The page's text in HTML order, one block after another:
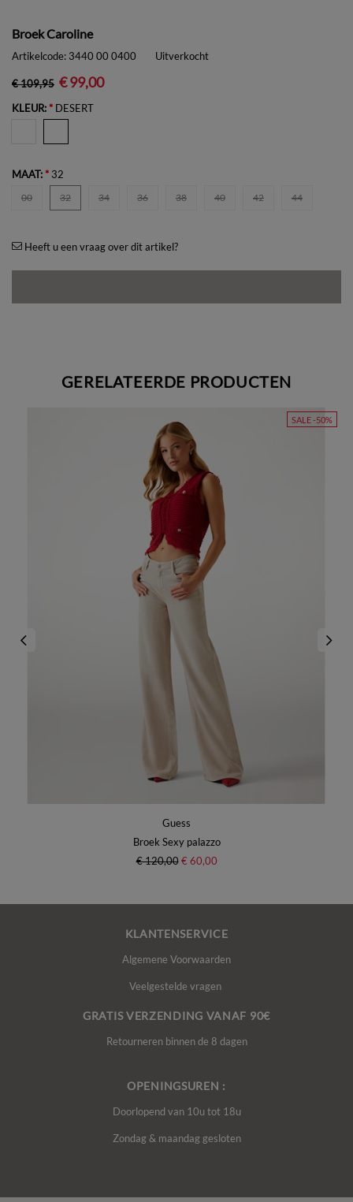
Broek Caroline
Artikelcode: 3440 00 0400 Uitverkocht
€ 109,95 € 99,00
KLEUR:* DESERT
MAAT:* 32
00 32 34 36 38 40 42 44
Heeft u een vraag over dit artikel?
GERELATEERDE PRODUCTEN
SALE -50%
Guess
Broek Sexy palazzo
€ 120,00 € 60,00
KLANTENSERVICE
Algemene Voorwaarden
Veelgestelde vragen
GRATIS VERZENDING VANAF 90€
Retourneren binnen de 8 dagen
OPENINGSUREN :
Doorlopend van 10u tot 18u
Zondag & maandag gesloten